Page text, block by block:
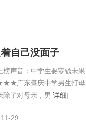
自己没面子
榜声音：中学生要零钱未
广东肇庆中学男生打母的
除了对母亲，男[详细]
29